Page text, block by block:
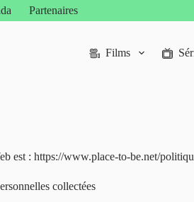
Partenaires
Films
est : https://www.place-to-be.net/
collectées